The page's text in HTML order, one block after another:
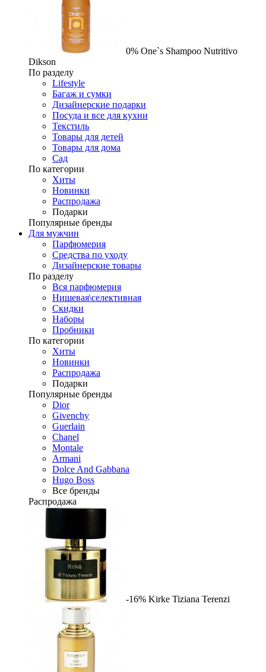
0% One`s Shampoo Nutritivo
Dikson
По разделу
Lifestyle
Багаж и сумки
Дизайнерские подарки
Посуда и все для кухни
Текстиль
Товары для детей
Товары для дома
Сад
По категории
Хиты
Новинки
Распродажа
Подарки
Популярные бренды
Для мужчин
Парфюмерия
Средства по уходу
Дизайнерские товары
По разделу
Вся парфюмерия
Нишевая\селективная
Скидки
Наборы
Пробники
По категории
Хиты
Новинки
Распродажа
Подарки
Популярные бренды
Dior
Givenchy
Guerlain
Chanel
Montale
Armani
Dolce And Gabbana
Hugo Boss
Все бренды
Распродажа
-16% Kirke Tiziana Terenzi